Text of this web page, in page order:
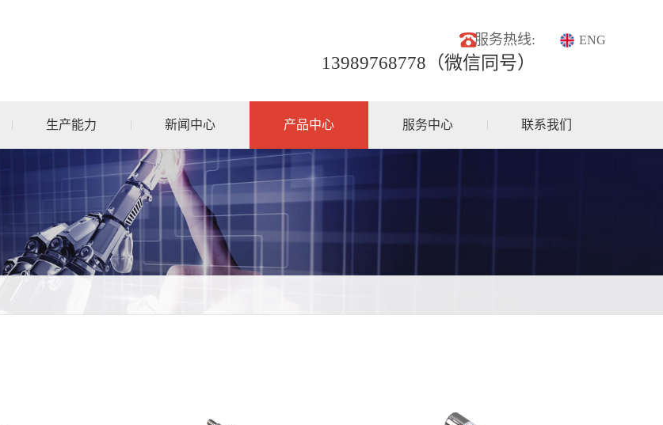
ENG
服务热线:
13989768778（微信同号）
生产能力 新闻中心 产品中心 服务中心 联系我们